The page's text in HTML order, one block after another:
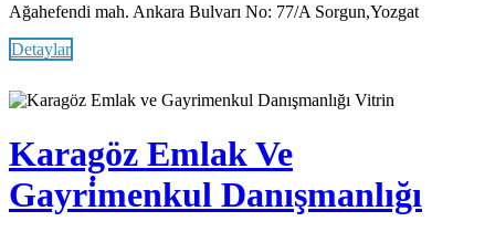
Ağahefendi mah. Ankara Bulvarı No: 77/A Sorgun,Yozgat
Detaylar
Vitrin
Karagöz Emlak Ve
Gayri̇menkul Danışmanlığı